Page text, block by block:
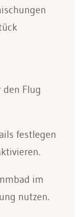
Flug
festlegen
im
nutzen.